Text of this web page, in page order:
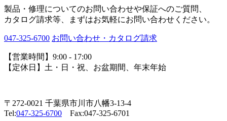
製品・修理についてのお問い合わせや保証へのご質問、
カタログ請求等、まずはお気軽にお問い合わせください。
047-325-6700 お問い合わせ・カタログ請求
【営業時間】9:00 - 17:00
【定休日】土・日・祝、お盆期間、年末年始
〒272-0021 千葉県市川市八幡3-13-4
Tel:047-325-6700 Fax:047-325-6701